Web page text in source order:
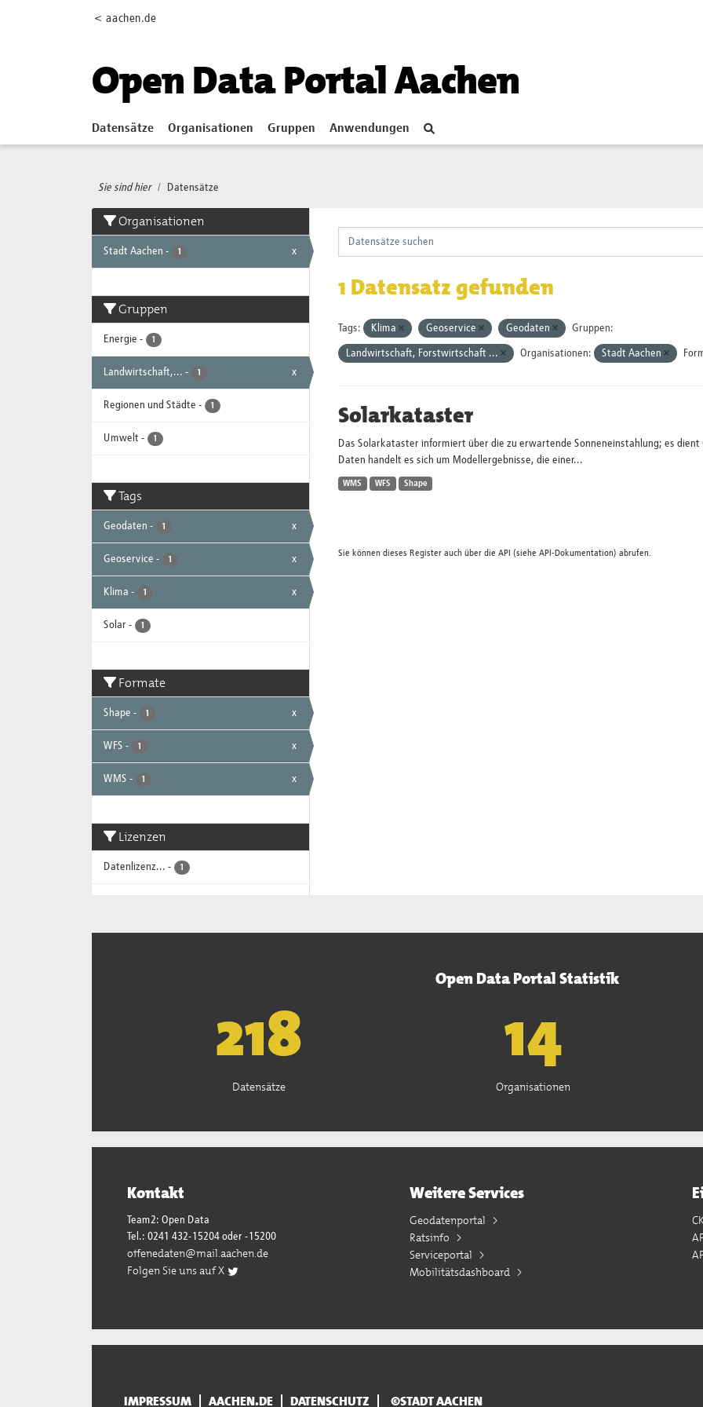
< aachen.de
Open Data Portal Aachen
Datensätze Organisationen Gruppen Anwendungen
Sie sind hier Datensätze
Organisationen
Stadt Aachen - 1 x
Gruppen
Energie - 1
Landwirtschaft,... - 1 x
Regionen und Städte - 1
Umwelt - 1
Tags
Geodaten - 1 x
Geoservice - 1 x
Klima - 1 x
Solar - 1
Formate
Shape - 1 x
WFS - 1 x
WMS - 1 x
Lizenzen
Datenlizenz... - 1
1 Datensatz gefunden
Tags: Klima Geoservice Geodaten Gruppen:
Landwirtschaft, Forstwirtschaft ... Organisationen: Stadt Aachen
Solarkataster
Das Solarkataster informiert über die zu erwartende Sonneneinstahlung; es
Daten handelt es sich um Modellergebnisse, die einer...
WMS WFS Shape
Sie können dieses Register auch über die API (siehe API-Dokumentation) abrufen.
Open Data Portal Statistik
221
Datensätze
15
Organisationen
Kontakt
Team2: Open Data
Tel.: 0241 432-15204 oder -15200
offenedaten@mail.aachen.de
Folgen Sie uns auf X
Weitere Services
Geodatenportal
Ratsinfo
Serviceportal
Mobilitätsdashboard
IMPRESSUM AACHEN.DE DATENSCHUTZ ©STADT AACHEN